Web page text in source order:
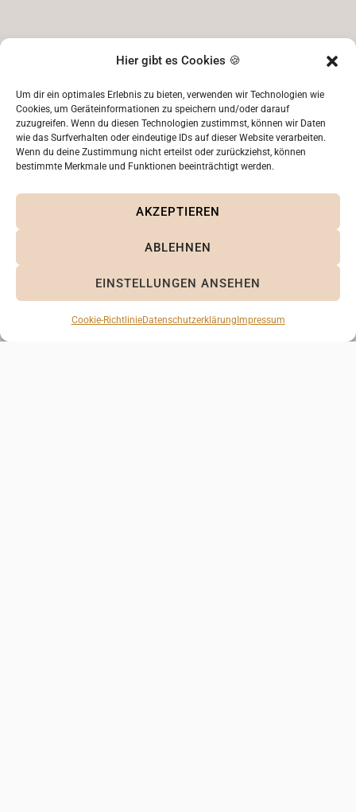
Hier gibt es Cookies 🍪
Um dir ein optimales Erlebnis zu bieten, verwenden wir Technologien wie
Cookies, um Geräteinformationen zu speichern und/oder darauf
zuzugreifen. Wenn du diesen Technologien zustimmst, können wir Daten
wie das Surfverhalten oder eindeutige IDs auf dieser Website verarbeiten.
Wenn du deine Zustimmung nicht erteilst oder zurückziehst, können
bestimmte Merkmale und Funktionen beeinträchtigt werden.
AKZEPTIEREN
ABLEHNEN
EINSTELLUNGEN ANSEHEN
Cookie-RichtlinieDatenschutzerklärung Impressum
KONTAKT
Albert-Einstein-Straße 31a